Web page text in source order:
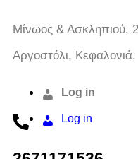
Μίνωος & Ασκληπιού,
Αργοστόλι, Κεφαλονιά.
Log in
Log in